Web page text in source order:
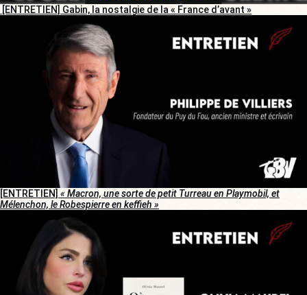
[ENTRETIEN] Gabin, la nostalgie de la « France d’avant »
[ENTRETIEN] « Macron, une sorte de petit Turreau en Playmobil, et
Mélenchon, le Robespierre en keffieh »